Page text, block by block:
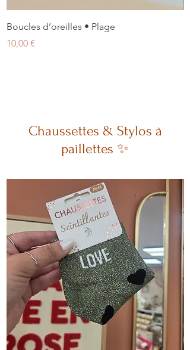
Boucles d’oreilles • Plage
Prix
10,00 €
Chaussettes & Stylos à
paillettes ✨